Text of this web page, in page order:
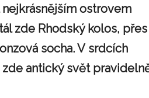
ostrovem
zde Rhodský kolos, přes
socha. V srdcích
antický svět